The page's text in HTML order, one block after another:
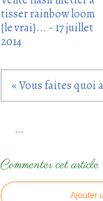
tisser rainbow loom
{le vrai}... - 17 juillet
2014
« Vous faites quoi
…
Commenter cet article
Ajouter